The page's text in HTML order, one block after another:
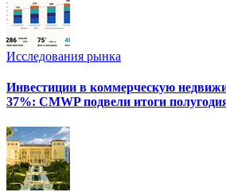
Исследования рынка
Инвестиции в коммерческую
37%: CMWP подвели итоги